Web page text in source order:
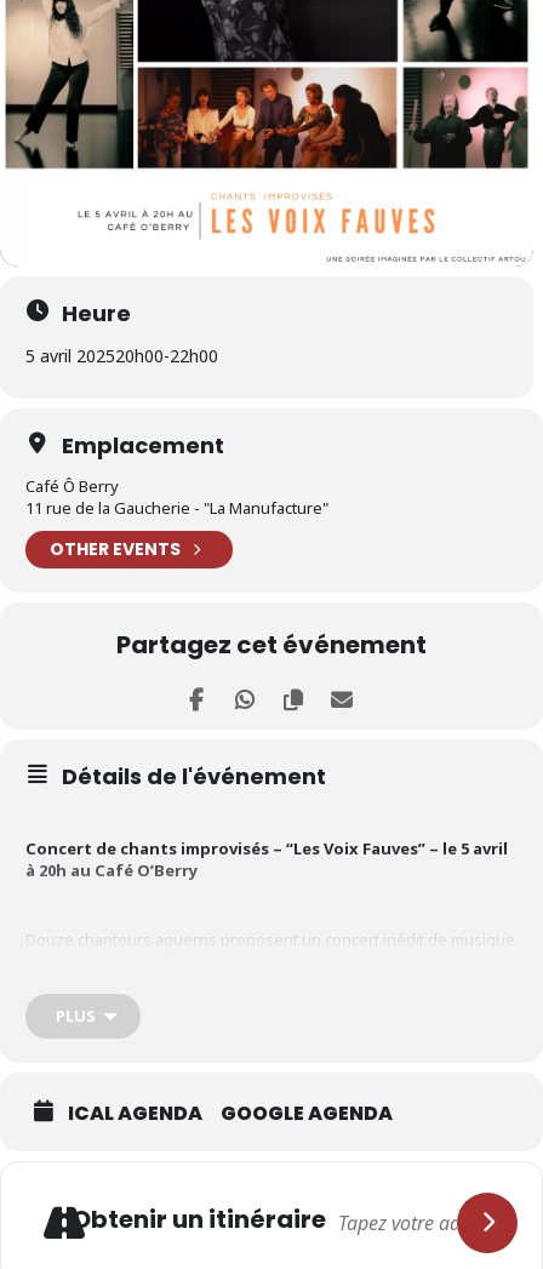
Heure
5 avril 202520h00-22h00
Emplacement
Café Ô Berry
11 rue de la Gaucherie - "La Manufacture"
OTHER EVENTS
Partagez cet événement
Détails de l'événement
Concert de chants improvisés – “Les Voix Fauves” – le 5 avril
à 20h au Café O’Berry
Douze chanteurs aguerris proposent un concert inédit de musique
sonores inconnus et pourtant familiers. Il est possible que le public
soit soudain invité à y participer… Les voix fauves sont comme des
de la technique, de l’inspiration.
Une soirée imaginée par le Collectif ARTOU en partenariat avec le
PLUS
ICAL AGENDA GOOGLE AGENDA
Obtenir un itinéraire